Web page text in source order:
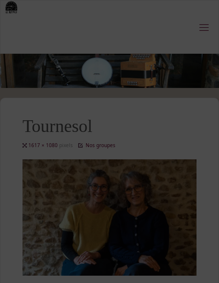
Skip
Tournesol
Full1617 × 1080 pixels Nos groupes